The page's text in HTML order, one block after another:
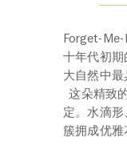
Forget-
十年代初
大自然中
这朵精致
定。水滴
簇拥成优